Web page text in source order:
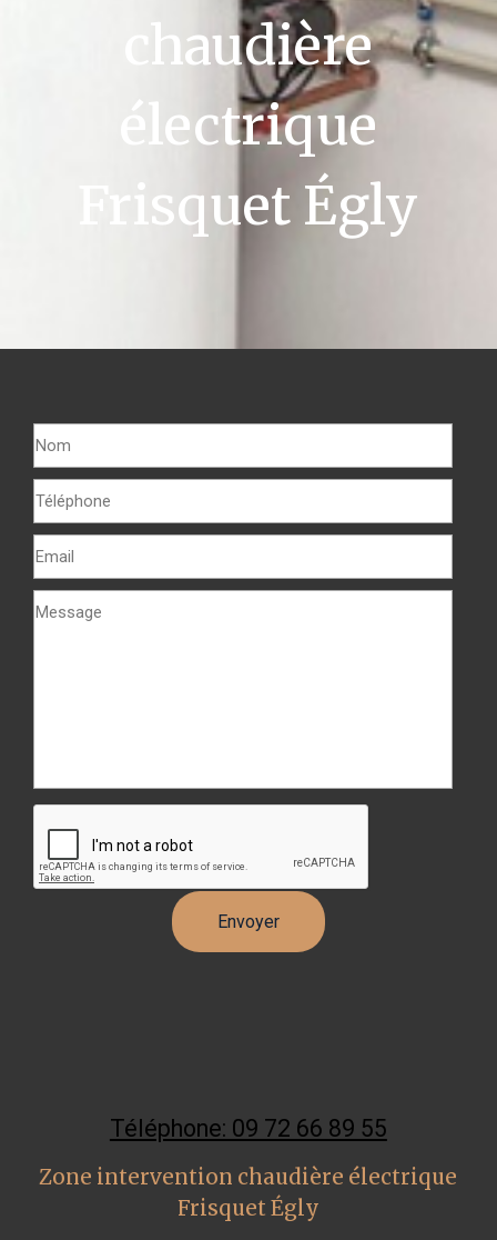
chaudière
électrique
Frisquet Égly
Téléphone: 09 72 66 89 55
Zone intervention chaudière électrique
Frisquet Égly